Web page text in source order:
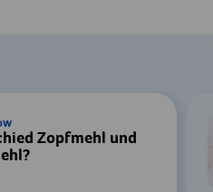
Datenverarbeitung
Details finden
Zopfmehl und